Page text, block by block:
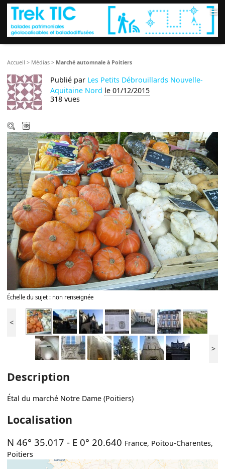
≡
Accueil > Médias > Marché automnale à Poitiers
Publié par Les Petits Débrouillards Nouvelle-
Aquitaine Nord le 01/12/2015
318 vues
Échelle du sujet : non renseignée
<
>
Description
Étal du marché Notre Dame (Poitiers)
Localisation
N 46° 35.017 - E 0° 20.640 France, Poitou-Charentes,
Poitiers